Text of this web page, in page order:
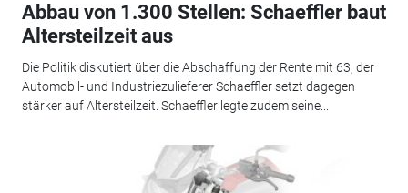
Abbau von 1.300 Stellen: Schaeffler baut
Altersteilzeit aus
Die Politik diskutiert über die Abschaffung der Rente mit 63, der
Automobil- und Industriezulieferer Schaeffler setzt dagegen
stärker auf Altersteilzeit. Schaeffler legte zudem seine...